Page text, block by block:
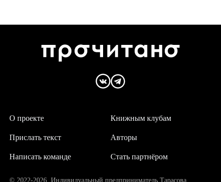
О проекте
Написать команде
Авторы
Прислать текст
Книжным клубам
Стать партнёром
© 2022-2026. Индивидуальный предприниматель Тарасова